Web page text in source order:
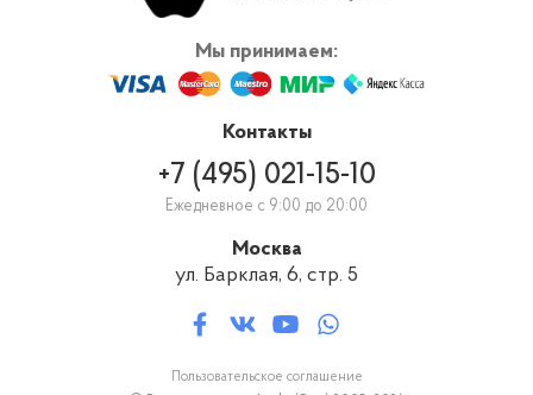
Apple. Вернём работающее устройство в кратчайшие сроки! И
никаких переплат за скорость ремонта.
Мы принимаем:
Контакты
+7 (495) 021-15-10
Ежедневное с 9:00 до 20:00
Москва
ул. Барклая, 6, стр. 5
Пользовательское соглашение